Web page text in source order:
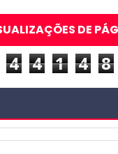
DE
4 4 1 4 8